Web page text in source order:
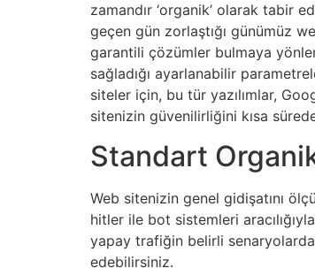
zamandır ‘organik’ olarak tabir
geçen gün zorlaştığı günümüz
garantili çözümler bulmaya
sağladığı ayarlanabilir
siteler için, bu tür yazılımlar,
sitenizin güvenilirliğini kısa
Standart
Web sitenizin genel gidişatını
hitler ile bot sistemleri
yapay trafiğin belirli
edebilirsiniz.